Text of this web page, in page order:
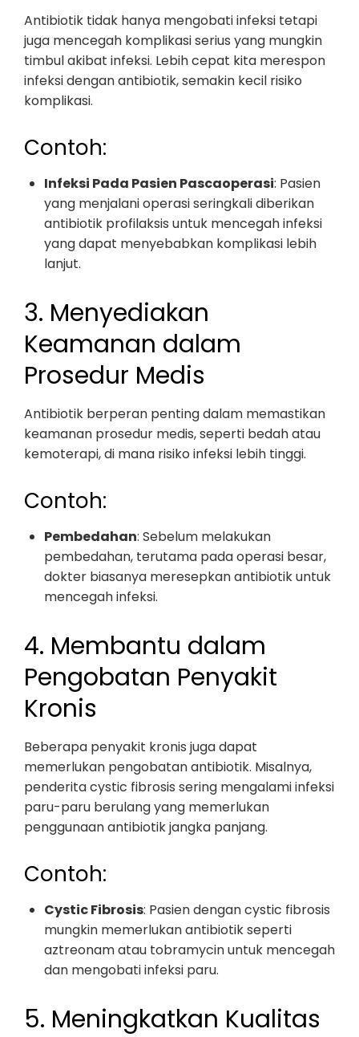
Antibiotik tidak hanya mengobati infeksi tetapi
juga mencegah komplikasi serius yang mungkin
timbul akibat infeksi. Lebih cepat kita merespon
infeksi dengan antibiotik, semakin kecil risiko
komplikasi.
Contoh:
Infeksi Pada Pasien Pascaoperasi: Pasien
yang menjalani operasi seringkali diberikan
antibiotik profilaksis untuk mencegah infeksi
yang dapat menyebabkan komplikasi lebih
lanjut.
3. Menyediakan
Keamanan dalam
Prosedur Medis
Antibiotik berperan penting dalam memastikan
keamanan prosedur medis, seperti bedah atau
kemoterapi, di mana risiko infeksi lebih tinggi.
Contoh:
Pembedahan: Sebelum melakukan
pembedahan, terutama pada operasi besar,
dokter biasanya meresepkan antibiotik untuk
mencegah infeksi.
4. Membantu dalam
Pengobatan Penyakit
Kronis
Beberapa penyakit kronis juga dapat
memerlukan pengobatan antibiotik. Misalnya,
penderita cystic fibrosis sering mengalami infeksi
paru-paru berulang yang memerlukan
penggunaan antibiotik jangka panjang.
Contoh:
Cystic Fibrosis: Pasien dengan cystic fibrosis
mungkin memerlukan antibiotik seperti
aztreonam atau tobramycin untuk mencegah
dan mengobati infeksi paru.
5. Meningkatkan Kualitas